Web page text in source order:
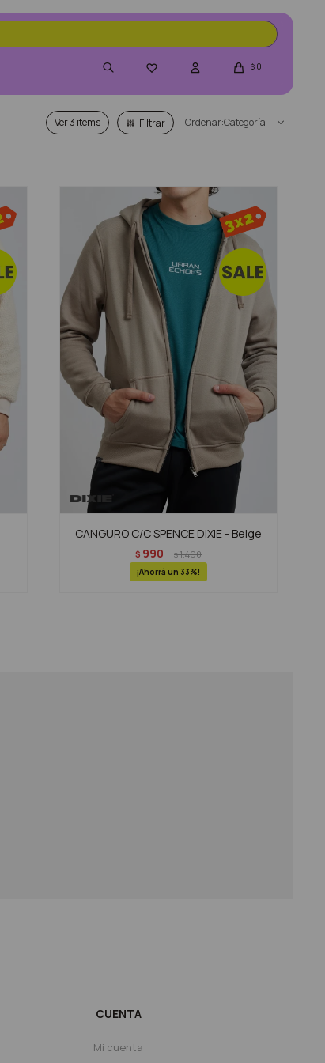
 $ 0
Ver Categoría
CANGURO C/C SPENCE DIXIE - Beige
$ 990 $1.490
33
CUENTA
Mi cuenta